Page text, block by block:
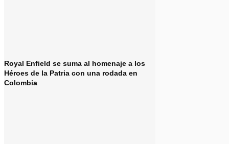
Royal Enfield se suma al homenaje a los
Héroes de la Patria con una rodada en
Colombia